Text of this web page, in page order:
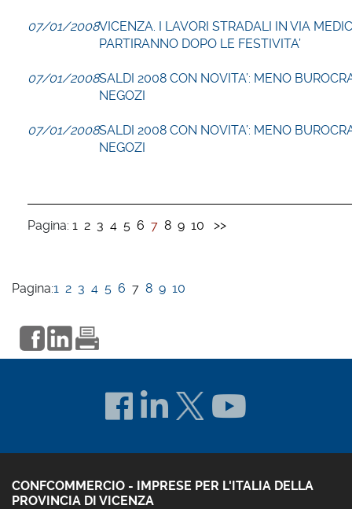
07/01/2008VICENZA. I LAVORI STRADALI IN VIA
PARTIRANNO DOPO LE FESTIVITA’
07/01/2008SALDI 2008 CON NOVITA’: MENO
NEGOZI
07/01/2008SALDI 2008 CON NOVITA’: MENO
NEGOZI
Pagina: 1 2 3 4 5 6 7 8 9 10 >>
Pagina:1 2 3 4 5 6 7 8 9 10
CONFCOMMERCIO - IMPRESE PER L'ITALIA DELLA
PROVINCIA DI VICENZA